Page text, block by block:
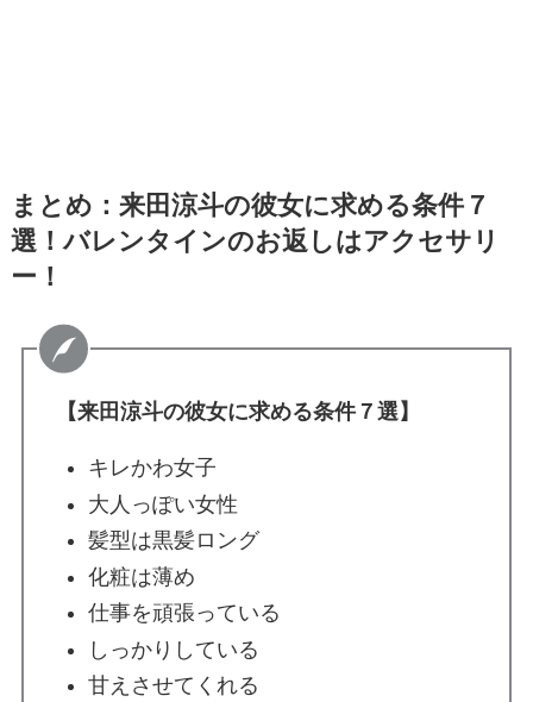
まとめ：来田涼斗の彼女に求める条件７
選！バレンタインのお返しはアクセサリ
ー！
【来田涼斗の彼女に求める条件７選】
キレかわ女子
大人っぽい女性
髪型は黒髪ロング
化粧は薄め
仕事を頑張っている
しっかりしている
甘えさせてくれる